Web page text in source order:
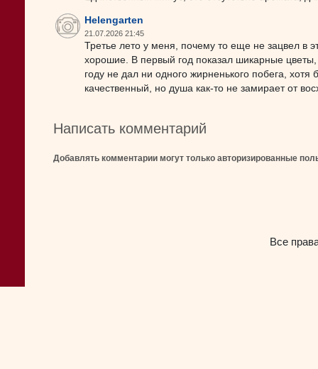
Helengarten
21.07.2026 21:45
Третье лето у меня, почему то еще не зацвел в
хорошие. В первый год показал шикарные
году не дал ни одного жирненького побега,
качественный, но душа как-то не замирает от
Написать комментарий
Добавлять комментарии могут только авторизированные
Все